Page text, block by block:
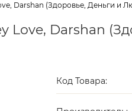
Darshan (Здоровье, Деньги и
Love, Darshan
Код Товара: